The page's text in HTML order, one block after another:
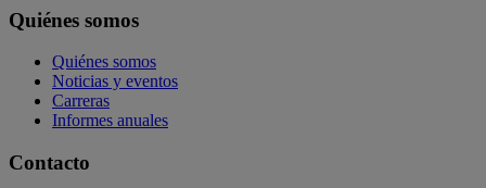
Quiénes somos
Quiénes somos
Noticias y eventos
Carreras
Informes anuales
Contacto